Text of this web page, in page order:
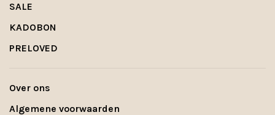
SALE
KADOBON
PRELOVED
Over ons
Algemene voorwaarden